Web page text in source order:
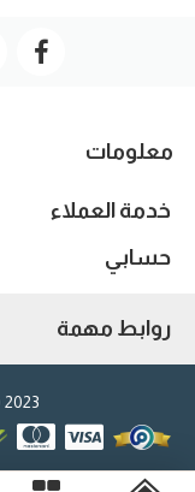
معلومات
خدمة العملاء
حسابي
روابط مهمة
2023 © Sahaba